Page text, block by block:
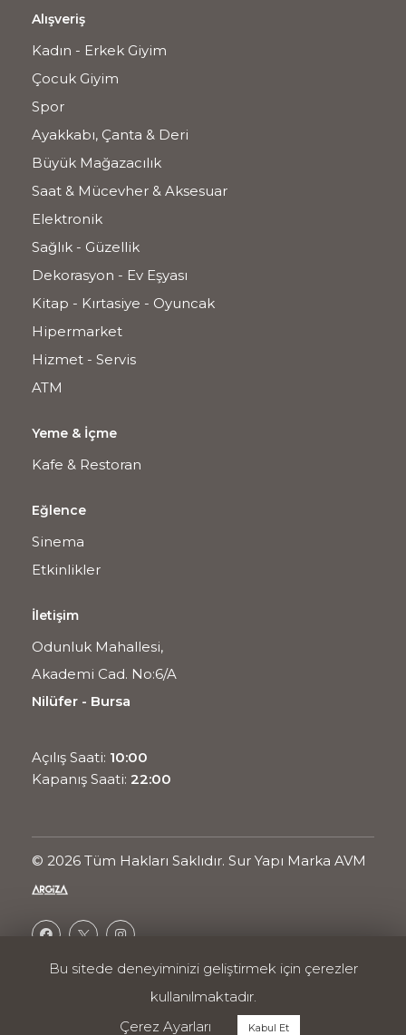
Alışveriş
Kadın - Erkek Giyim
Çocuk Giyim
Spor
Ayakkabı, Çanta & Deri
Büyük Mağazacılık
Saat & Mücevher & Aksesuar
Elektronik
Sağlık - Güzellik
Dekorasyon - Ev Eşyası
Kitap - Kırtasiye - Oyuncak
Hipermarket
Hizmet - Servis
ATM
Yeme & İçme
Kafe & Restoran
Eğlence
Sinema
Etkinlikler
İletişim
Odunluk Mahallesi,
Akademi Cad. No:6/A
Nilüfer - Bursa
Açılış Saati: 10:00
Kapanış Saati: 22:00
© 2026 Tüm Hakları Saklıdır. Sur Yapı Marka AVM
Kullanım Koşulları
Bu sitede deneyiminizi geliştirmek için çerezler
kullanılmaktadır.
Çerez Ayarları
Kabul Et